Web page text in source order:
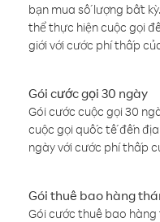
bạn mua số lượng bất
thể thực hiện cuộc gọi
giới với cước phí thấp
Gói cước gọi 30 ngày
Gói cước cuộc gọi 30
cuộc gọi quốc tế đến
ngày với cước phí thấp
Gói thuê bao hàng
Gói cước thuê bao